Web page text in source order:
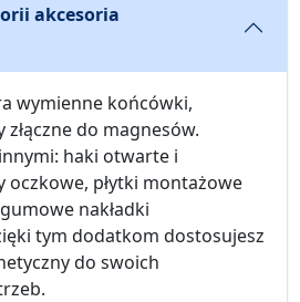
akcesoria
wymienne końcówki,
do magnesów.
haki otwarte i
oczkowe, płytki montażowe
nakładki
tym dodatkom dostosujesz
do swoich